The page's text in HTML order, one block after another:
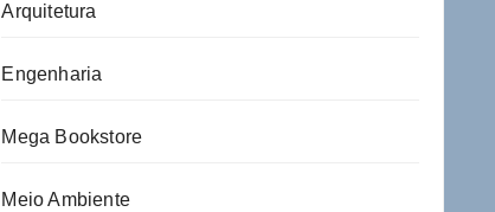
Arquitetura
Engenharia
Mega Bookstore
Meio Ambiente